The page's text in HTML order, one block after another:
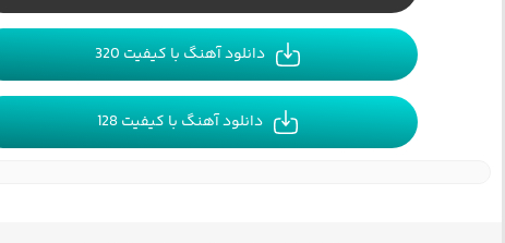
دانلود آهنگ با کیفیت 320
دانلود آهنگ با کیفیت 128